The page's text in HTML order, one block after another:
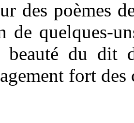
des poèmes
de quelques-
du dit
fort des